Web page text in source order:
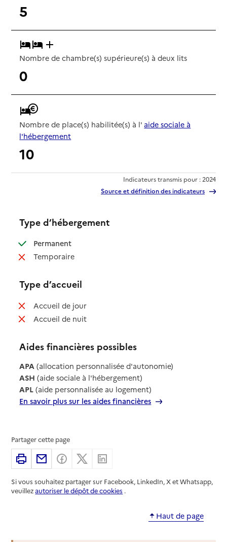
5
Nombre de chambre(s) supérieure(s) à deux lits
0
Nombre de place(s) habilitée(s) à l' aide sociale à
l'hébergement
10
Indicateurs transmis pour : 2024
Source et définition des indicateurs
Type d’hébergement
Permanent: disponible
Temporaire: non disponible
Type d’accueil
Accueil de jour: non disponible
Accueil de nuit: non disponible
Aides financières possibles
APA (allocation personnalisée d'autonomie)
ASH (aide sociale à l'hébergement)
APL (aide personnalisée au logement)
En savoir plus sur les aides financières
Partager cette page
ImprimerPartager par email
Partager sur Facebook
Partager sur X
Si vous souhaitez partager sur Facebook, LinkedIn, X et Whatsapp,
veuillezautoriser le dépôt de cookies .
Haut de page